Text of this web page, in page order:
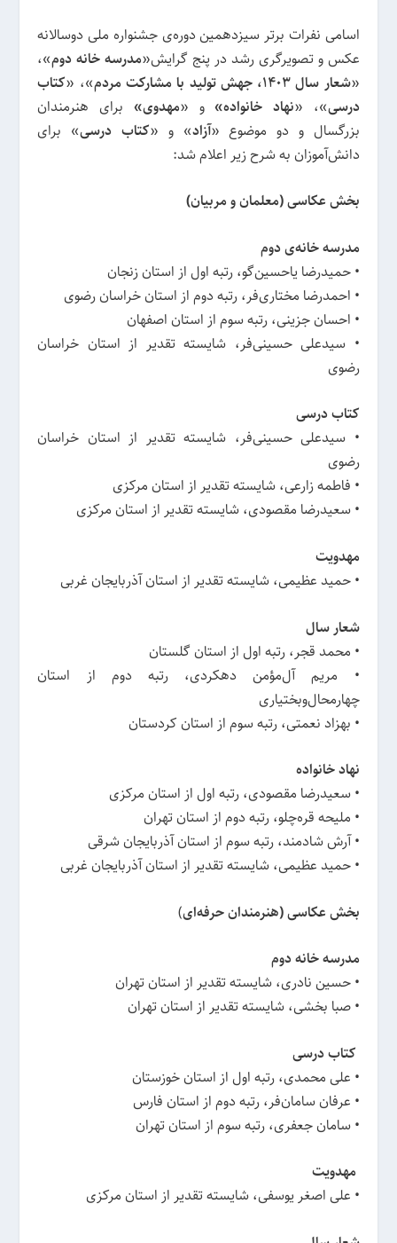
اسامی نفرات برتر سیزدهمین دوره‌ی جشنواره ملی دوسالانه
عکس و تصویرگری رشد در پنج گرایش«مدرسه خانه دوم»،
«شعار سال 1403، جهش تولید با مشارکت مردم »، «کتاب
درسی»، «نهاد خانواده»و «مهدوی» برای هنرمندان
بزرگسال و دو موضوع «آزاد» و «کتاب درسی» برای
دانش‌آموزان به شرح زیر اعلام شد:
بخش عکاسی (معلمان و مربیان)
مدرسه خانه‌ی دوم
• حمیدرضا یاحسین‌گو، رتبه اول از استان زنجان
• احمدرضا مختاری‌فر، رتبه دوم از استان خراسان رضوی
• احسان جزینی، رتبه سوم از استان اصفهان
• سیدعلی حسینی‌فر، شایسته تقدیر از استان خراسان
رضوی
کتاب درسی
• سیدعلی حسینی‌فر، شایسته تقدیر از استان خراسان
رضوی
• فاطمه زارعی، شایسته تقدیر از استان مرکزی
• سعیدرضا مقصودی، شایسته تقدیر از استان مرکزی
مهدویت
• حمید عظیمی، شایسته تقدیر از استان آذربایجان غربی
شعار سال
• محمد قجر، رتبه اول از استان گلستان
• مریم آل‌مؤمن دهکردی، رتبه دوم از استان
چهارمحال‌وبختیاری
• بهزاد نعمتی، رتبه سوم از استان کردستان
نهاد خانواده
• سعیدرضا مقصودی، رتبه اول از استان مرکزی
• ملیحه قره‌چلو، رتبه دوم از استان تهران
• آرش شادمند، رتبه سوم از استان آذربایجان شرقی
• حمید عظیمی، شایسته تقدیر از استان آذربایجان غربی
بخش عکاسی (هنرمندان حرفه‌ای)
مدرسه خانه دوم
• حسین نادری، شایسته تقدیر از استان تهران
• صبا بخشی، شایسته تقدیر از استان تهران
کتاب درسی
• علی محمدی، رتبه اول از استان خوزستان
• عرفان سامان‌فر، رتبه دوم از استان فارس
• سامان جعفری، رتبه سوم از استان تهران
مهدویت
• علی اصغر یوسفی، شایسته تقدیر از استان مرکزی